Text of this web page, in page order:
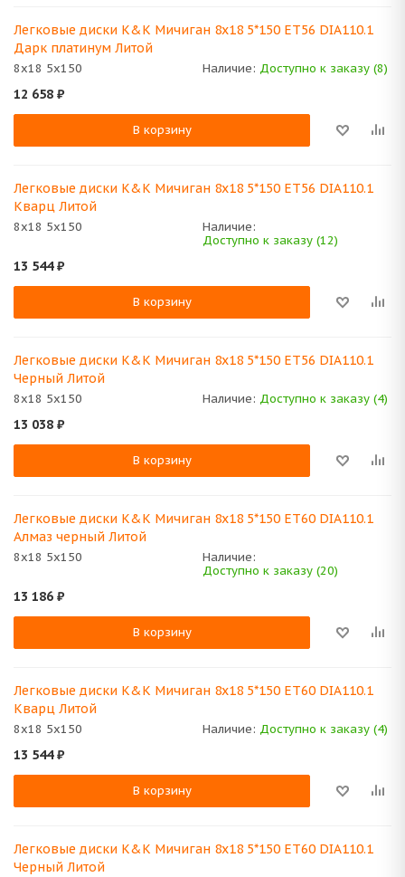
Легковые диски K&K Мичиган 8x18 5*150 ET56 DIA110.1
Дарк платинум Литой
8x18 5x150 Наличие: Доступно к заказу (8)
12 658 ₽
В корзину
Легковые диски K&K Мичиган 8x18 5*150 ET56 DIA110.1
Кварц Литой
8x18 5x150
Наличие:
Доступно к заказу (12)
13 544₽
В корзину
Легковые диски K&K Мичиган 8x18 5*150 ET56 DIA110.1
Черный Литой
8x18 5x150 Наличие: Доступно к заказу (4)
13 038 ₽
В корзину
Легковые диски K&K Мичиган 8x18 5*150 ET60 DIA110.1
Алмаз черный Литой
8x18 5x150
Наличие:
Доступно к заказу (20)
13 186 ₽
В корзину
Легковые диски K&K Мичиган 8x18 5*150 ET60 DIA110.1
Кварц Литой
8x18 5x150 Наличие: Доступно к заказу (4)
13 544₽
В корзину
Легковые диски K&K Мичиган 8x18 5*150 ET60 DIA110.1
Черный Литой